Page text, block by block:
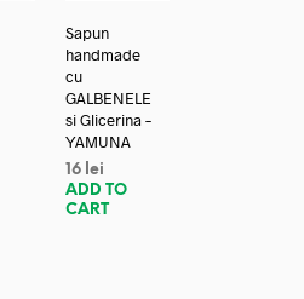
Sapun
handmade
cu
GALBENELE
si Glicerina –
YAMUNA
16 lei
ADD TO
CART